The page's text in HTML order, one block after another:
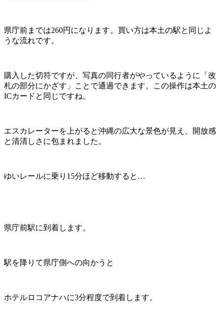
県庁前までは260円になります。買い方は本土の駅と同じよ
うな流れです。
購入した切符ですが、写真の同行者がやっているように「改
札の部分にかざす」ことで通過できます。この操作は本土の
ICカードと同じですね。
エスカレーターを上がると沖縄の広大な景色が見え、開放感
と清清しさに包まれました。
ゆいレールに乗り15分ほど移動すると…
県庁前駅に到着します。
駅を降りて県庁側への向かうと
ホテルロコアナハに3分程度で到着します。